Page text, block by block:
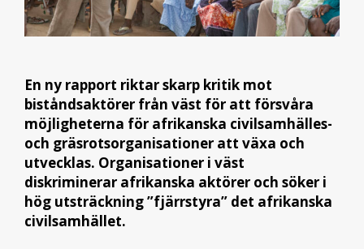
En ny rapport riktar skarp kritik mot
biståndsaktörer från väst för att försvåra
möjligheterna för afrikanska civilsamhälles-
och gräsrotsorganisationer att växa och
utvecklas. Organisationer i väst
diskriminerar afrikanska aktörer och söker i
hög utsträckning ”fjärrstyra” det afrikanska
civilsamhället.